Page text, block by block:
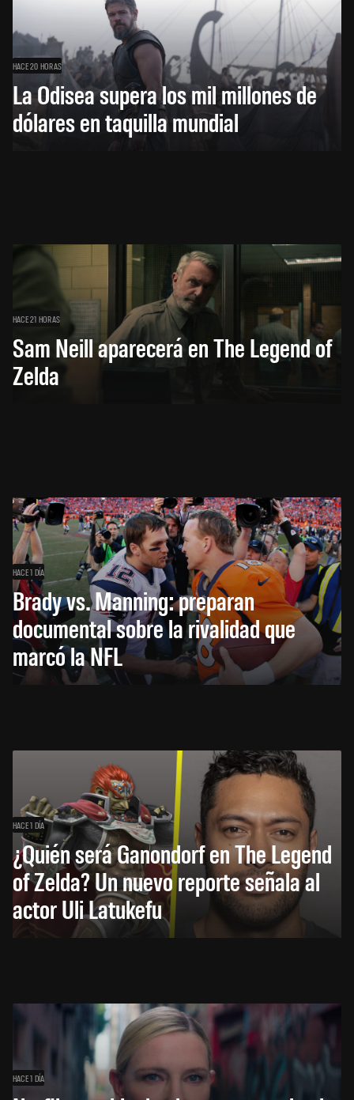
HACE 20 HORAS
La Odisea supera los mil millones de
dólares en taquilla mundial
HACE 21 HORAS
Sam Neill aparecerá en The Legend of
Zelda
HACE 1 DÍA
Brady vs. Manning: preparan
documental sobre la rivalidad que
marcó la NFL
HACE 1 DÍA
¿Quién será Ganondorf en The Legend
of Zelda? Un nuevo reporte señala al
actor Uli Latukefu
HACE 1 DÍA